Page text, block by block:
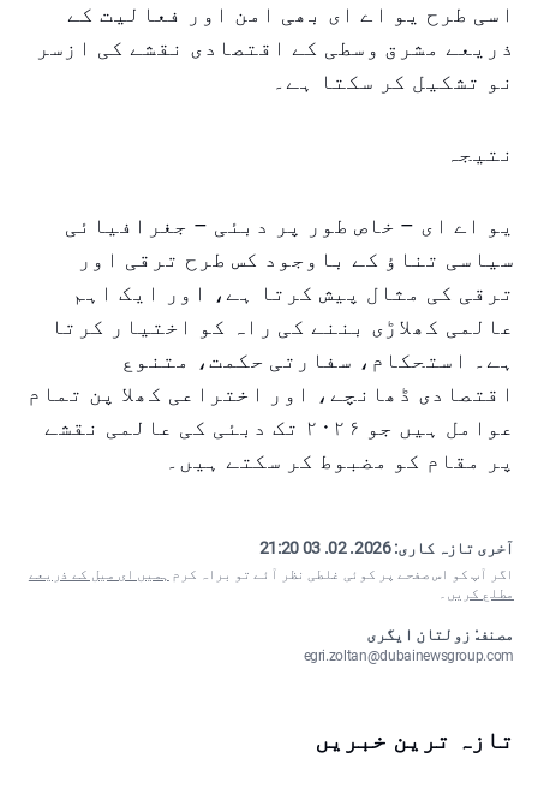
اسی طرح یو اے ای بھی امن اور فعالیت کے
ذریعے مشرق وسطی کے اقتصادی نقشے کی ازسر
نو تشکیل کر سکتا ہے۔
نتیجہ
یو اے ای – خاص طور پر دبئی – جغرافیائی
سیاسی تناؤ کے باوجود کس طرح ترقی اور
ترقی کی مثال پیش کرتا ہے، اور ایک اہم
عالمی کھلاڑی بننے کی راہ کو اختیار کرتا
ہے۔ استحکام، سفارتی حکمت، متنوع
اقتصادی ڈھانچے، اور اختراعی کھلا پن تمام
عوامل ہیں جو ۲۰۲۶ تک دبئی کی عالمی نقشے
پر مقام کو مضبوط کر سکتے ہیں۔
آخری تازہ کاری:2026. 02. 03 21:20
اگر آپ کو اس صفحے پر کوئی غلطی نظر آئے تو براہ کرم ہمیں ای میل کے ذریعے
مطلع کریں ۔
مصنف: زولتان ایگری
egri.zoltan@dubainewsgroup.com
تازہ ترین خبریں